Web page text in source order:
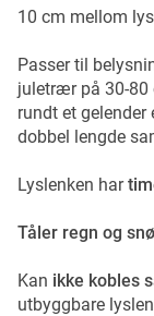
10 cm mellom
Passer til
juletrær på 30-80
rundt et gelender
dobbel lengde
Lyslenken har
Tåler regn og snø
Kan ikke kobles
utbyggbare